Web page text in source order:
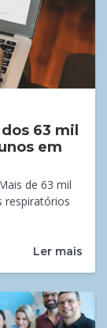
63 mil
em
de 63 mil
respiratórios
Ler mais